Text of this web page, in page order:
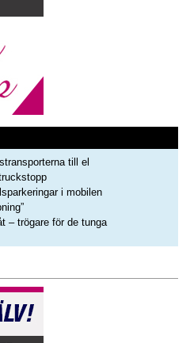
till el
i mobilen
– trögare för de tunga